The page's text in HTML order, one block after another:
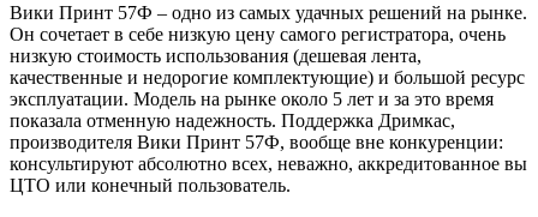
Вики Принт 57Ф – одно из самых удачных решений на рынке.
Он сочетает в себе низкую цену самого регистратора, очень
низкую стоимость использования (дешевая лента,
качественные и недорогие комплектующие) и большой ресурс
эксплуатации. Модель на рынке около 5 лет и за это время
показала отменную надежность. Поддержка Дримкас,
производителя Вики Принт 57Ф, вообще вне конкуренции:
консультируют абсолютно всех, неважно, аккредитованное вы
ЦТО или конечный пользователь.